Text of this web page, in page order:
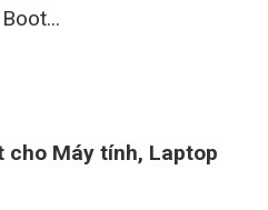
cho Máy tính, Laptop